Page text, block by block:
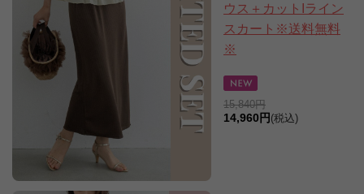
ウス＋カットIライン
スカート※送料無料
※
15,840円
14,960円 (税込)